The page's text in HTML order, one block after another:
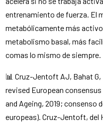
entrenamiento de fuerza. El
metabólicamente más
metabolismo basal, más
comas lo mismo de siempre.
📊 Cruz-Jentoft AJ, Bahat
revised European
and Ageing, 2019; consenso
europeas). Cruz-Jentoft, del